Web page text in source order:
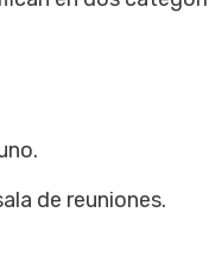
de reuniones.